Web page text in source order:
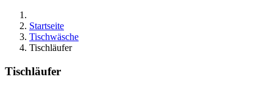
Startseite
Tischwäsche
Tischläufer
Tischläufer